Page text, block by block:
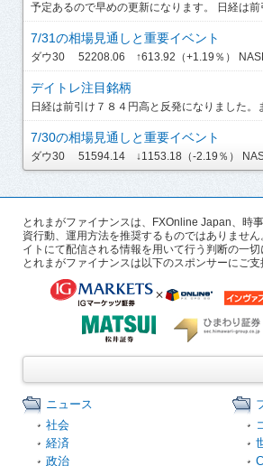
予定あるので早めの更新になります。 日経は
7/31の相場見通しと重要イベント
ダウ30 52208.06 ↑613.92（+1.19％）
デイトレ注目銘柄
日経は前引け７８４円高と反発になりました。
7/30の相場見通しと重要イベント
ダウ30 51594.14 ↓1153.18（-2.19％）
とれまがファイナンスは、FXOnline Japan、時
資行動、運用方法を推奨するものではありませ
イトにて配信される情報を用いて行う判断の一
とれまがファイナンスは以下のスポンサーにご支
ニュース
社会
経済
政治